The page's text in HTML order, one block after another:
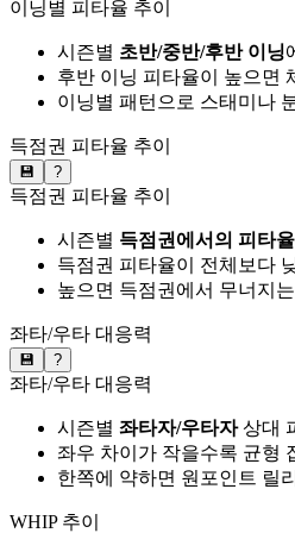
이닝별 피타율 추이
시즌별 초반/중반/후반 이닝
후반 이닝 피타율이 높으면
이닝별 패턴으로 스태미나
득점권 피타율 추이
💾 ?
득점권 피타율 추이
시즌별 득점권에서의 피타율
득점권 피타율이 전체보다
높으면 득점권에서 무너지
좌타/우타 대응력
💾 ?
좌타/우타 대응력
시즌별 좌타자/우타자상대
좌우 차이가 작을수록 균형
한쪽에 약하면 원포인트 릴
WHIP 추이